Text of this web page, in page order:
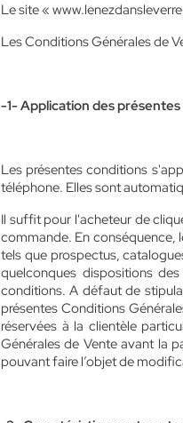
Le site «
Les Conditions Générales de
-1- Application des
Les présentes conditions
téléphone. Elles sont
Il suffit pour l'acheteur de
commande. En conséquence,
tels que prospectus,
quelconques dispositions
conditions. A défaut de
présentes Conditions
réservées à la clientèle
Générales de Vente avant la
pouvant faire l’objet de